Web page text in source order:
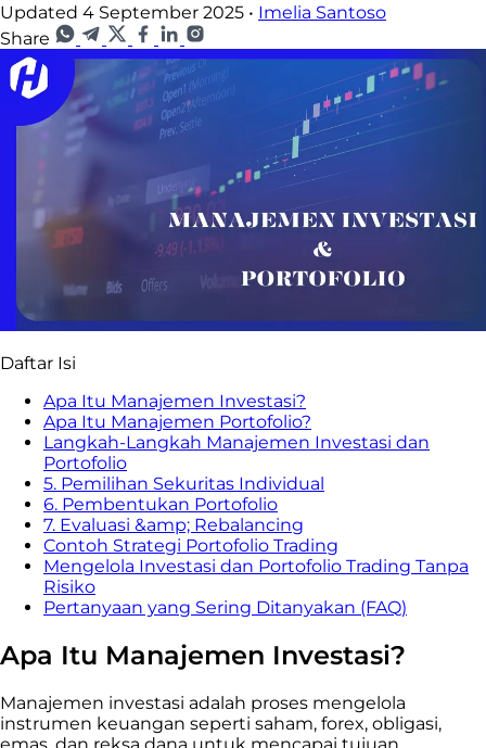
Updated 4 September 2025 • Imelia Santoso
Share
Daftar Isi
Apa Itu Manajemen Investasi?
Apa Itu Manajemen Portofolio?
Langkah-Langkah Manajemen Investasi dan
Portofolio
5. Pemilihan Sekuritas Individual
6. Pembentukan Portofolio
7. Evaluasi &amp; Rebalancing
Contoh Strategi Portofolio Trading
Mengelola Investasi dan Portofolio Trading Tanpa
Risiko
Pertanyaan yang Sering Ditanyakan (FAQ)
Apa Itu Manajemen Investasi?
Manajemen investasi adalah proses mengelola
instrumen keuangan seperti saham, forex, obligasi,
emas, dan reksa dana untuk mencapai tujuan